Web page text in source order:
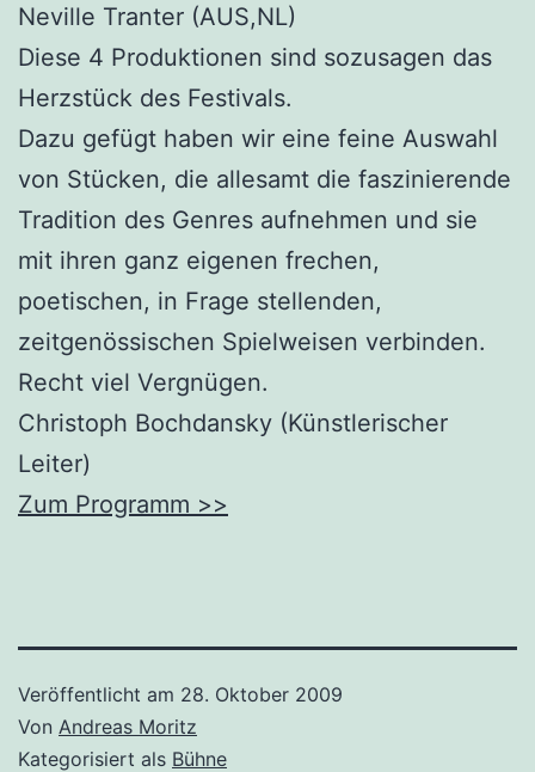
Neville Tranter (AUS,NL)
Diese 4 Produktionen sind sozusagen das
Herzstück des Festivals.
Dazu gefügt haben wir eine feine Auswahl
von Stücken, die allesamt die faszinierende
Tradition des Genres aufnehmen und sie
mit ihren ganz eigenen frechen,
poetischen, in Frage stellenden,
zeitgenössischen Spielweisen verbinden.
Recht viel Vergnügen.
Christoph Bochdansky (Künstlerischer
Leiter)
Zum Programm >>
Veröffentlicht am 28. Oktober 2009
Von Andreas Moritz
Kategorisiert als Bühne